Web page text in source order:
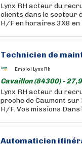
Lynx RH acteur du
clients dans le secteur
H/F en horaires 3X8 en
Technicien de
Emploi Lynx Rh
Cavaillon (84300) -
Lynx RH acteur du
proche de Caumont
H/F. Vos missions Dans
Automaticien